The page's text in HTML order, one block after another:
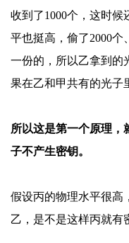
收到了1000个，这时
平也挺高，偷了2000个
一份的，所以乙拿到的
果在乙和甲共有的光子
所以这是第一个原理，
子不产生密钥。
假设丙的物理水平很高
乙，是不是这样丙就有